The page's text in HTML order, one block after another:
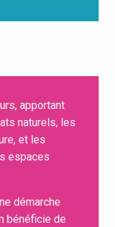
apportant
naturels, les
et les
espaces
démarche
bénéficie de